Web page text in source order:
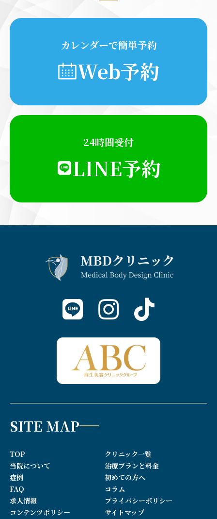
カレンダーで簡単予約
Web予約
24時間受付
LINE予約
SITE MAP
TOP
クリニック一覧
当院について
治療プランと料金
症例
初めての方へ
FAQ
コラム
求人情報
プライバシーポリシー
コンテンツポリシー
サイトマップ